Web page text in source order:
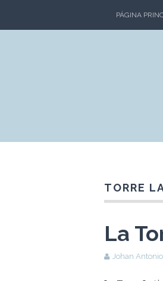
PÁGINA
TORRE
La
Johan